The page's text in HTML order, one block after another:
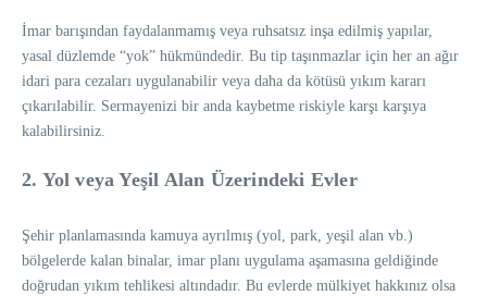
İmar barışından faydalanmamış veya ruhsatsız inşa edilmiş yapılar,
yasal düzlemde “yok” hükmündedir. Bu tip taşınmazlar için her an ağır
idari para cezaları uygulanabilir veya daha da kötüsü yıkım kararı
çıkarılabilir. Sermayenizi bir anda kaybetme riskiyle karşı karşıya
kalabilirsiniz.
2. Yol veya Yeşil Alan Üzerindeki Evler
Şehir planlamasında kamuya ayrılmış (yol, park, yeşil alan vb.)
bölgelerde kalan binalar, imar planı uygulama aşamasına geldiğinde
doğrudan yıkım tehlikesi altındadır. Bu evlerde mülkiyet hakkınız olsa